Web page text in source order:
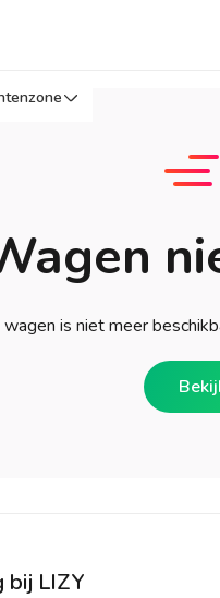
is niet meer
bij LIZY